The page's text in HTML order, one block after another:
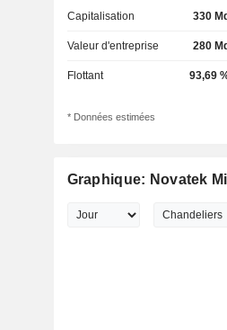
Capitalisation 330 Md
Valeur d'entreprise 280 Md
Flottant 93,69
* Données estimées
Graphique: Novatek